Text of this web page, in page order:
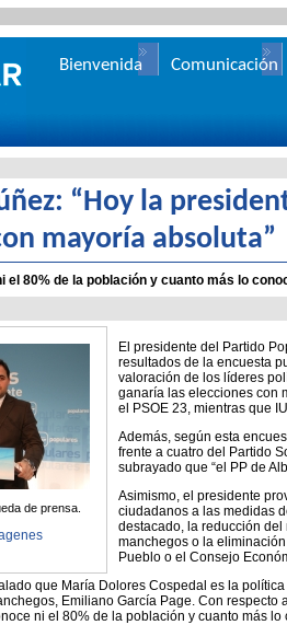
“Hoy la
mayoría absoluta”
el 80% de la población y cuanto más lo
de prensa.
El presidente del Partido
resultados de la encuesta
valoración de los líderes
ganaría las elecciones con
el PSOE 23, mientras que
Además, según esta
frente a cuatro del Partido
subrayado que “el PP de
Asimismo, el presidente
ciudadanos a las medidas
destacado, la reducción
manchegos o la
Pueblo o el Consejo
que María Dolores Cospedal es la
Emiliano García Page. Con respecto
ni el 80% de la población y cuanto más lo
Bienvenida Comunicación